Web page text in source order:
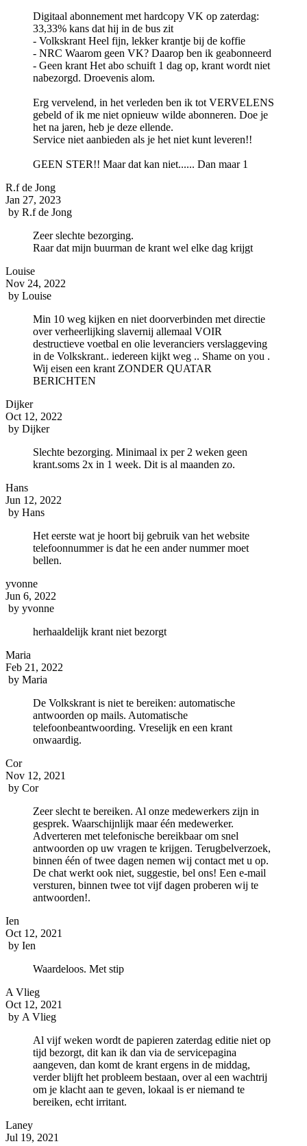
Digitaal abonnement met hardcopy VK op zaterdag:
33,33% kans dat hij in de bus zit
- Volkskrant Heel fijn, lekker krantje bij de koffie
- NRC Waarom geen VK? Daarop ben ik geabonneerd
- Geen krant Het abo schuift 1 dag op, krant wordt niet
nabezorgd. Droevenis alom.
Erg vervelend, in het verleden ben ik tot VERVELENS
gebeld of ik me niet opnieuw wilde abonneren. Doe je
het na jaren, heb je deze ellende.
Service niet aanbieden als je het niet kunt leveren!!
GEEN STER!! Maar dat kan niet...... Dan maar 1
R.f de Jong
Jan 27, 2023
by R.f de Jong
Zeer slechte bezorging.
Raar dat mijn buurman de krant wel elke dag krijgt
Louise
Nov 24, 2022
by Louise
Min 10 weg kijken en niet doorverbinden met directie
over verheerlijking slavernij allemaal VOIR
destructieve voetbal en olie leveranciers verslaggeving
in de Volkskrant.. iedereen kijkt weg .. Shame on you .
Wij eisen een krant ZONDER QUATAR
BERICHTEN
Dijker
Oct 12, 2022
by Dijker
Slechte bezorging. Minimaal ix per 2 weken geen
krant.soms 2x in 1 week. Dit is al maanden zo.
Hans
Jun 12, 2022
by Hans
Het eerste wat je hoort bij gebruik van het website
telefoonnummer is dat he een ander nummer moet
bellen.
yvonne
Jun 6, 2022
by yvonne
herhaaldelijk krant niet bezorgt
Maria
Feb 21, 2022
by Maria
De Volkskrant is niet te bereiken: automatische
antwoorden op mails. Automatische
telefoonbeantwoording. Vreselijk en een krant
onwaardig.
Cor
Nov 12, 2021
by Cor
Zeer slecht te bereiken. Al onze medewerkers zijn in
gesprek. Waarschijnlijk maar één medewerker.
Adverteren met telefonische bereikbaar om snel
antwoorden op uw vragen te krijgen. Terugbelverzoek,
binnen één of twee dagen nemen wij contact met u op.
De chat werkt ook niet, suggestie, bel ons! Een e-mail
versturen, binnen twee tot vijf dagen proberen wij te
antwoorden!.
Ien
Oct 12, 2021
by Ien
Waardeloos. Met stip
A Vlieg
Oct 12, 2021
by A Vlieg
Al vijf weken wordt de papieren zaterdag editie niet op
tijd bezorgt, dit kan ik dan via de servicepagina
aangeven, dan komt de krant ergens in de middag,
verder blijft het probleem bestaan, over al een wachtrij
om je klacht aan te geven, lokaal is er niemand te
bereiken, echt irritant.
Laney
Jul 19, 2021